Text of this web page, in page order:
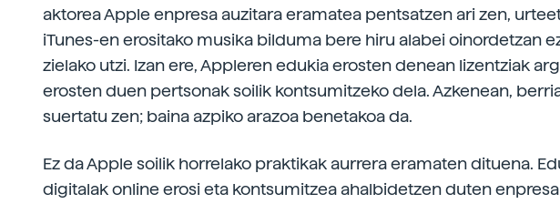
aktorea Apple enpresa auzitara eramatea pentsatzen ari zen,
iTunes-en erositako musika bilduma bere hiru alabei oinordetzan
zielako utzi. Izan ere, Appleren edukia erosten denean lizentziak
erosten duen pertsonak soilik kontsumitzeko dela. Azkenean,
suertatu zen; baina azpiko arazoa benetakoa da.
Ez da Apple soilik horrelako praktikak aurrera eramaten dituena.
digitalak online erosi eta kontsumitzea ahalbidetzen duten